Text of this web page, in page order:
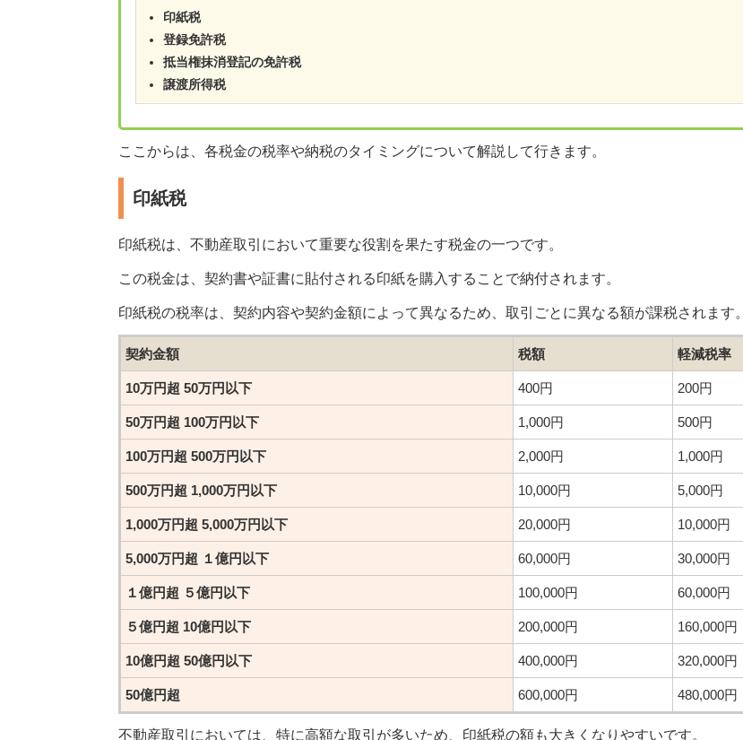
印紙税
登録免許税
抵当権抹消登記の免許税
譲渡所得税
ここからは、各税金の税率や納税のタイミングについて解説して行きます。
印紙税
印紙税は、不動産取引において重要な役割を果たす税金の一つです。
この税金は、契約書や証書に貼付される印紙を購入することで納付されます。
印紙税の税率は、契約内容や契約金額によって異なるため、取引ごとに異なる額が課税されます。
契約金額 税額 軽減税率
10万円超 50万円以下 400円 200円
50万円超 100万円以下 1,000円 500円
100万円超 500万円以下 2,000円 1,000円
500万円超 1,000万円以下 10,000円 5,000円
1,000万円超 5,000万円以下 20,000円 10,000円
5,000万円超 １億円以下 60,000円 30,000円
１億円超 ５億円以下 100,000円 60,000円
５億円超 10億円以下 200,000円 160,000円
10億円超 50億円以下 400,000円 320,000円
50億円超 600,000円 480,000円
不動産取引においては、特に高額な取引が多いため、印紙税の額も大きくなりやすいです。